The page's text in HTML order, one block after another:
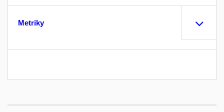
Metriky